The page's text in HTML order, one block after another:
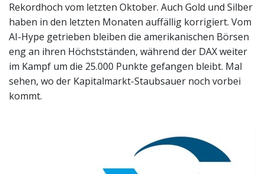
Rekordhoch vom letzten Oktober. Auch Gold und Silber
haben in den letzten Monaten auffällig korrigiert. Vom
AI-Hype getrieben bleiben die amerikanischen Börsen
eng an ihren Höchstständen, während der DAX weiter
im Kampf um die 25.000 Punkte gefangen bleibt. Mal
sehen, wo der Kapitalmarkt-Staubsauer noch vorbei
kommt.